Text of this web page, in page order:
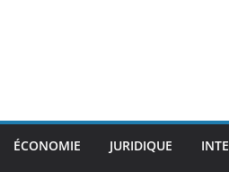
ÉCONOMIE JURIDIQUE